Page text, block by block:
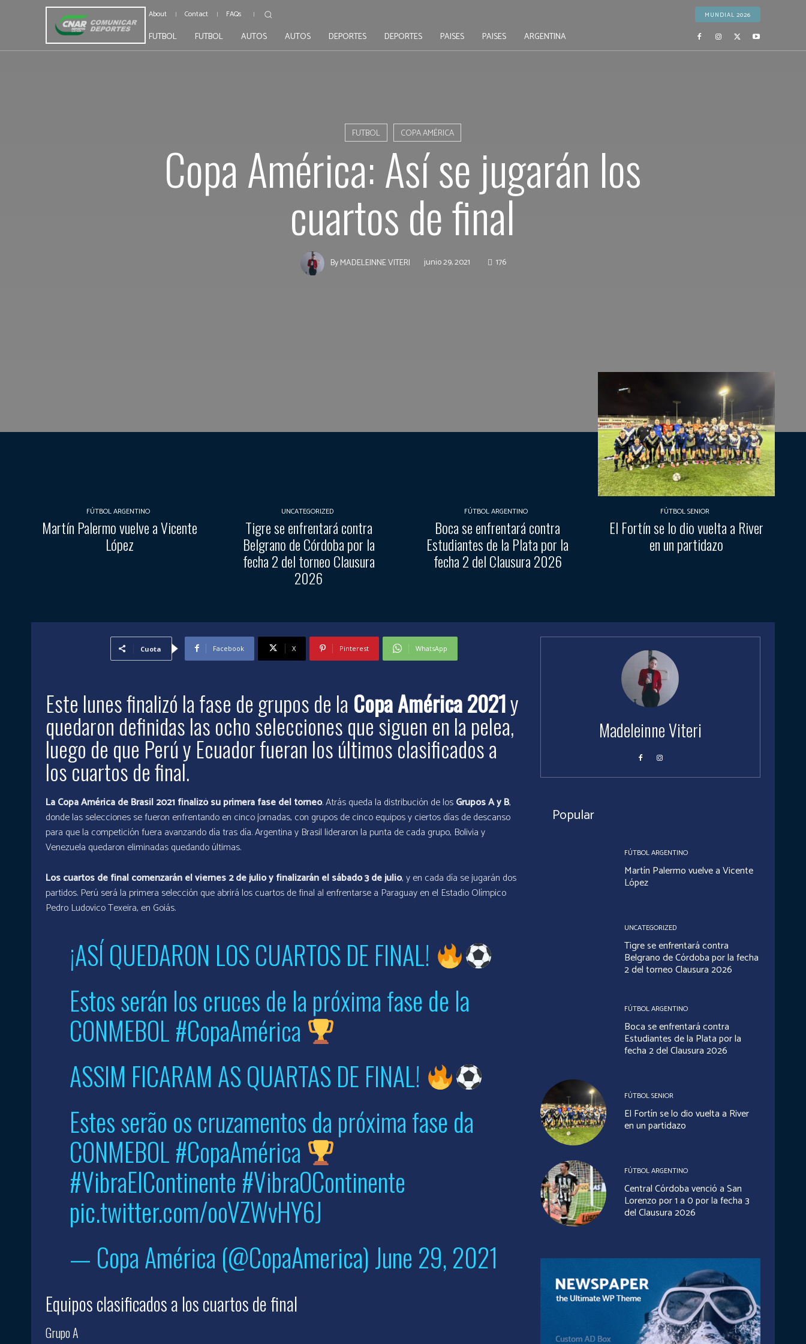
About Contact FAQs MUNDIAL 2026
FUTBOL FUTBOL AUTOS AUTOS DEPORTES DEPORTES PAISES PAISES ARGENTINA
FUTBOL COPA AMÉRICA
Copa América: Así se jugarán los
cuartos de final
ByMADELEINNE VITERI junio 29, 2021 176
FÚTBOL ARGENTINO
Martín Palermo vuelve a Vicente
López
UNCATEGORIZED
Tigre se enfrentará contra
Belgrano de Córdoba por la
fecha 2 del torneo Clausura
2026
FÚTBOL ARGENTINO
Boca se enfrentará contra
Estudiantes de la Plata por la
fecha 2 del Clausura 2026
FÚTBOL SENIOR
El Fortín se lo dio vuelta a River
en un partidazo
Cuota Facebook X Pinterest WhatsApp
Este lunes finalizó la fase de grupos de la Copa América 2021y
quedaron definidas las ocho selecciones que siguen en la pelea,
luego de que Perú y Ecuador fueran los últimos clasificados a
los cuartos de final.
La Copa América de Brasil 2021 finalizó su primera fase del torneo. Atrás queda la distribución de losGrupos A y B,
donde las selecciones se fueron enfrentando en cinco jornadas, con grupos de cinco equipos y ciertos días de descanso
para que la competición fuera avanzando día tras día. Argentina y Brasil lideraron la punta de cada grupo, Bolivia y
Venezuela quedaron eliminadas quedando últimas.
Los cuartos de final comenzarán el viernes 2 de julio y finalizarán el sábado 3 de julio, y en cada día se jugarán dos
partidos. Perú será la primera selección que abrirá los cuartos de final al enfrentarse a Paraguay en el Estadio Olímpico
Pedro Ludovico Texeira, en Goiás.
¡ASÍ QUEDARON LOS CUARTOS DE FINAL!
Estos serán los cruces de la próxima fase de la
CONMEBOL#CopaAmérica
ASSIM FICARAM AS QUARTAS DE FINAL!
Estes serão os cruzamentos da próxima fase da
CONMEBOL#CopaAmérica
#VibraElContinente #VibraOContinente
pic.twitter.com/ooVZWvHY6J
— Copa América (@CopaAmerica) June 29, 2021
Equipos clasificados a los cuartos de final
Grupo A
Madeleinne Viteri
Popular
FÚTBOL ARGENTINO
Martín Palermo vuelve a Vicente
López
UNCATEGORIZED
Tigre se enfrentará contra
Belgrano de Córdoba por la fecha
2 del torneo Clausura 2026
FÚTBOL ARGENTINO
Boca se enfrentará contra
Estudiantes de la Plata por la
fecha 2 del Clausura 2026
FÚTBOL SENIOR
El Fortín se lo dio vuelta a River
en un partidazo
FÚTBOL ARGENTINO
Central Córdoba venció a San
Lorenzo por 1 a 0 por la fecha 3
del Clausura 2026